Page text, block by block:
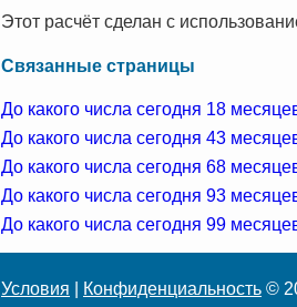
Этот расчёт сделан с
Связанные страницы
До какого числа сегодня 18
До какого числа сегодня 43
До какого числа сегодня 68
До какого числа сегодня 93
До какого числа сегодня 99
Условия Конфиденциальность ©